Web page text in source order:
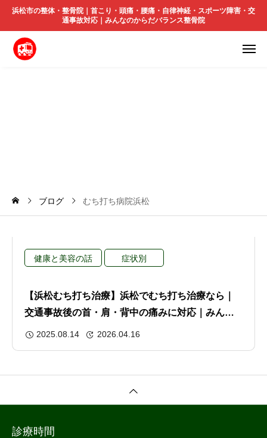
浜松市の整体・整骨院｜首こり・頭痛・腰痛・自律神経・スポーツ障害・交
通事故対応｜みんなのからだバランス整骨院
ブログ むち打ち病院浜松
健康と美容の話 症状別
【浜松むち打ち治療】浜松でむち打ち治療なら｜
交通事故後の首・肩・背中の痛みに対応｜みんな
のからだバランス整骨院
2025.08.14 2026.04.16
診療時間